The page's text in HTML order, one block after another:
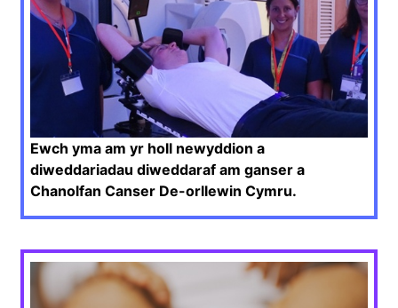
Ewch yma am yr holl newyddion a
diweddariadau diweddaraf am ganser a
Chanolfan Canser De-orllewin Cymru.